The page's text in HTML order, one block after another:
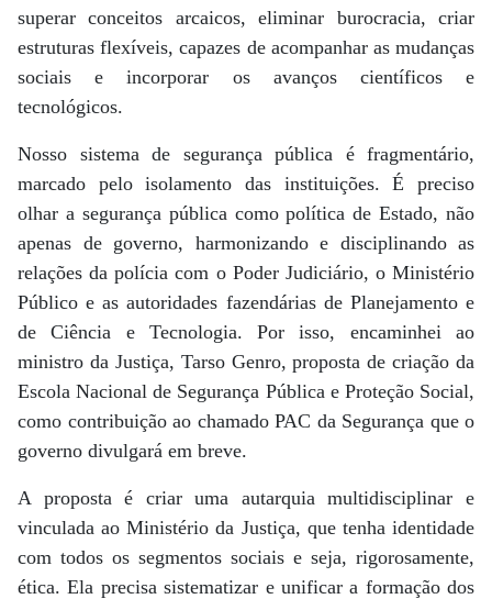
superar conceitos arcaicos, eliminar burocracia, criar
estruturas flexíveis, capazes de acompanhar as mudanças
sociais e incorporar os avanços científicos e
tecnológicos.
Nosso sistema de segurança pública é fragmentário,
marcado pelo isolamento das instituições. É preciso
olhar a segurança pública como política de Estado, não
apenas de governo, harmonizando e disciplinando as
relações da polícia com o Poder Judiciário, o Ministério
Público e as autoridades fazendárias de Planejamento e
de Ciência e Tecnologia. Por isso, encaminhei ao
ministro da Justiça, Tarso Genro, proposta de criação da
Escola Nacional de Segurança Pública e Proteção Social,
como contribuição ao chamado PAC da Segurança que o
governo divulgará em breve.
A proposta é criar uma autarquia multidisciplinar e
vinculada ao Ministério da Justiça, que tenha identidade
com todos os segmentos sociais e seja, rigorosamente,
ética. Ela precisa sistematizar e unificar a formação dos